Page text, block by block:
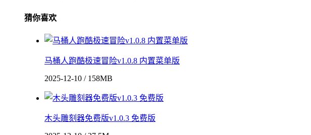
猜你喜欢
马桶人跑酷极速冒险v1.0.8 内置菜单版
2025-12-10 / 158MB
木头雕刻器免费版v1.0.3 免费版